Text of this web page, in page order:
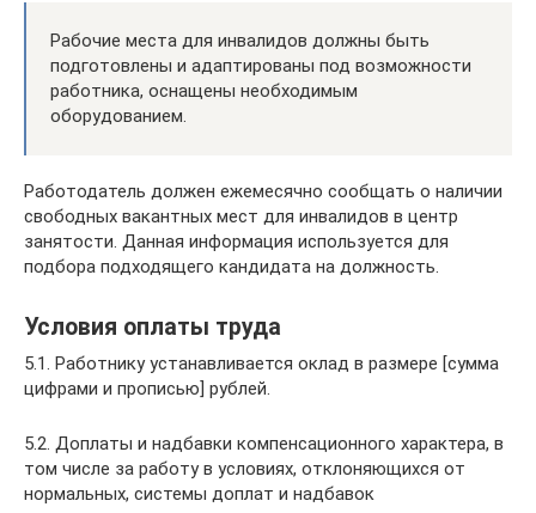
Рабочие места для инвалидов должны быть
подготовлены и адаптированы под возможности
работника, оснащены необходимым
оборудованием.
Работодатель должен ежемесячно сообщать о наличии
свободных вакантных мест для инвалидов в центр
занятости. Данная информация используется для
подбора подходящего кандидата на должность.
Условия оплаты труда
5.1. Работнику устанавливается оклад в размере [сумма
цифрами и прописью] рублей.
5.2. Доплаты и надбавки компенсационного характера, в
том числе за работу в условиях, отклоняющихся от
нормальных, системы доплат и надбавок